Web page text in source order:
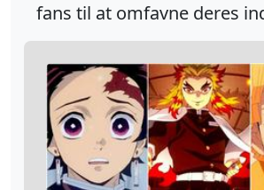
fans til at omfavne deres